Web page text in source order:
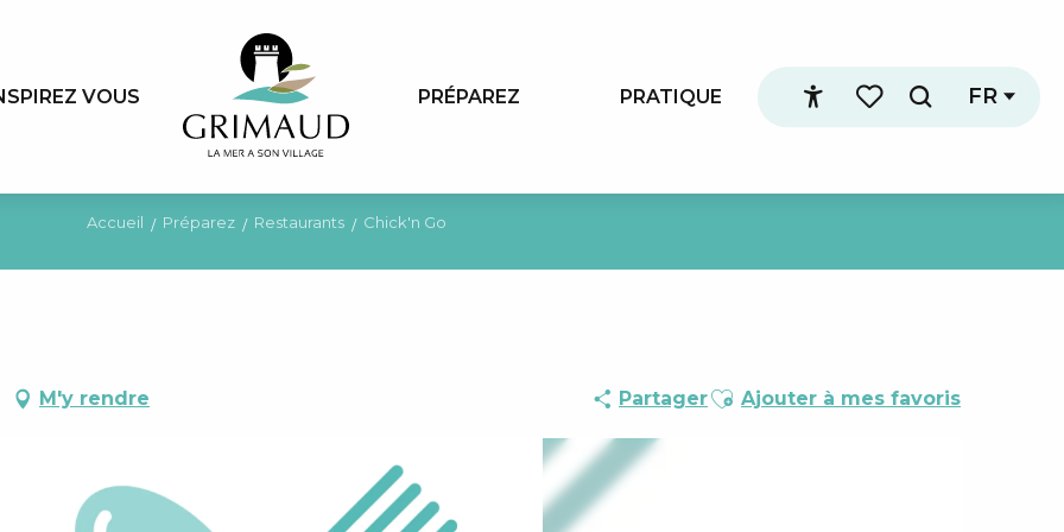
Accessibilité
Voir les favoris
Recherche
FR
VOUS PRÉPAREZ PRATIQUE
Accueil Préparez Restaurants Chick'n Go
M'y rendre PartagerAjouter aux favoris
Ajouter à mes favoris